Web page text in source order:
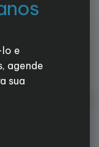
e
agende
sua